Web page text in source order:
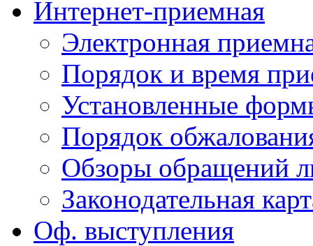
Интернет-приемная
Электронная
Порядок и время
Установленные
Порядок
Обзоры обращений
Законодательная
Оф. выступления